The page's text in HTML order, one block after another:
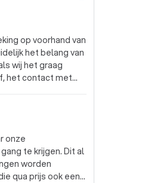
op voorhand van
het belang van
wij het graag
het contact met
geen rommel
aangename
werk
onze
te krijgen. Dit al
worden
qua prijs ook een